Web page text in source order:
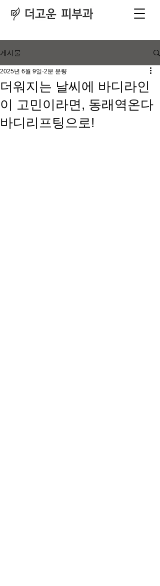
게시물
더워지는 날씨에 바디라인
이 고민이라면, 동래역온다
바디리프팅으로!
2025년 6월 9일 2분 분량